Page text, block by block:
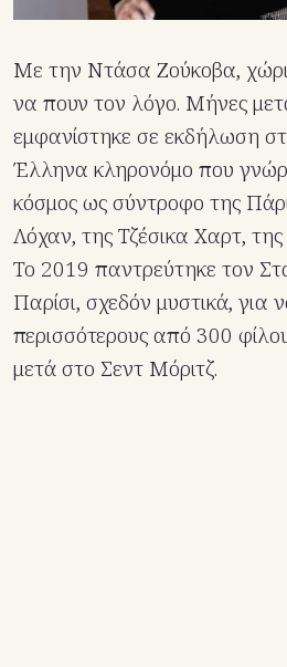
Με την Ντάσα Ζούκοβα,
να πουν τον λόγο. Μήνες
εμφανίστηκε σε εκδήλωση
Έλληνα κληρονόμο που
κόσμος ως σύντροφο της
Λόχαν, της Τζέσικα Χαρτ,
Το 2019 παντρεύτηκε τον
Παρίσι, σχεδόν μυστικά, για
περισσότερους από 300
μετά στο Σεντ Μόριτζ.